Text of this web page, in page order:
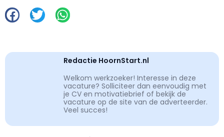
Redactie HoornStart.nl
Welkom werkzoeker! Interesse in deze
vacature? Solliciteer dan eenvoudig met
je CV en motivatiebrief of bekijk de
vacature op de site van de adverteerder.
Veel succes!